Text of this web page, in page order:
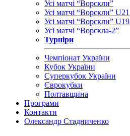
Усі матчі “Ворскли”
Усі матчі “Ворскли” U21
Усі матчі “Ворскли” U19
Усі матчі “Ворскла-2”
Турніри
Чемпіонат України
Кубок України
Суперкубок України
Єврокубки
Полтавщина
Програми
Контакти
Олександр Стадниченко